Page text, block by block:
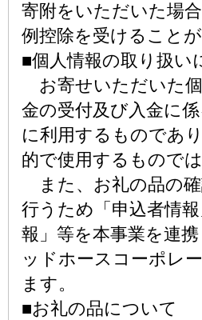
寄附をいただいた場
例控除を受けることが
■個人情報の取り扱い
お寄せいただいた
金の受付及び入金に
に利用するものであ
的で使用するもので
また、お礼の品の
行うため「申込者情
報」等を本事業を連
ッドホースコーポレ
ます。
■お礼の品について